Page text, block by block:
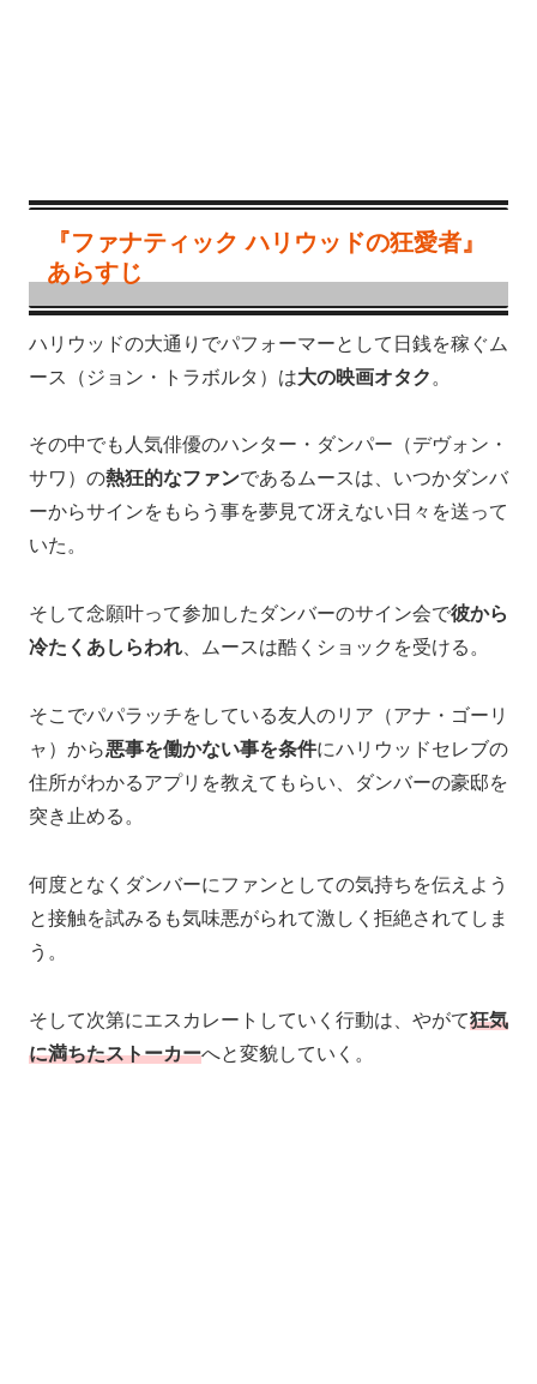
『ファナティック ハリウッドの狂愛者』
あらすじ
ハリウッドの大通りでパフォーマーとして日銭を稼ぐム
ース（ジョン・トラボルタ）は大の映画オタク 。
その中でも人気俳優のハンター・ダンパー（デヴォン・
サワ）の熱狂的なファンであるムースは、いつかダンバ
ーからサインをもらう事を夢見て冴えない日々を送って
いた。
そして念願叶って参加したダンバーのサイン会で彼から
冷たくあしらわれ 、ムースは酷くショックを受ける。
そこでパパラッチをしている友人のリア（アナ・ゴーリ
ャ）から悪事を働かない事を条件にハリウッドセレブの
住所がわかるアプリを教えてもらい、ダンバーの豪邸を
突き止める。
何度となくダンバーにファンとしての気持ちを伝えよう
と接触を試みるも気味悪がられて激しく拒絶されてしま
う。
そして次第にエスカレートしていく行動は、やがて狂気
に満ちたストーカーへと変貌していく。